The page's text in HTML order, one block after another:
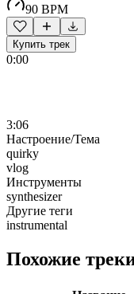
90 BPM
Купить трек
0:00
3:06
Настроение/Тема
quirky
vlog
Инструменты
synthesizer
Другие теги
instrumental
Похожие